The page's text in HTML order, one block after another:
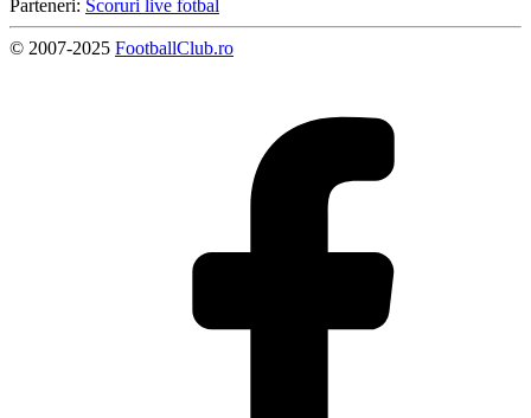
Parteneri: Scoruri live fotbal
© 2007-2025 FootballClub.ro